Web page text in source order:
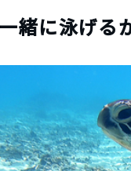
緒に泳げる